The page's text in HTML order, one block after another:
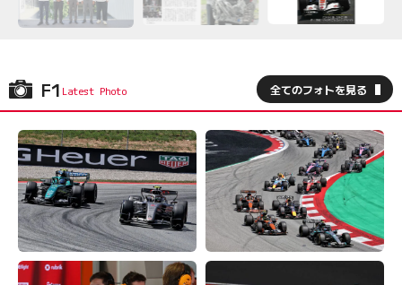
F1 全てのフォトを見る